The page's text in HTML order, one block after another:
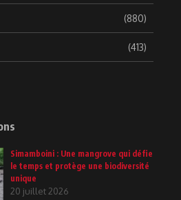
(880)
(413)
Simamboini : Une mangrove qui défie
le temps et protège une biodiversité
unique
20 juillet 2026